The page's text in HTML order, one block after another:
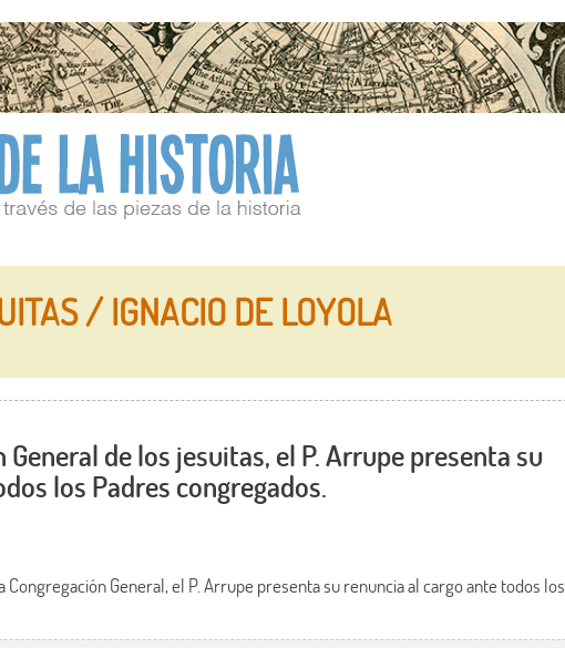
/ IGNACIO DE LOYOLA
de los jesuitas, el P. Arrupe presenta su
los Padres congregados.
General, el P. Arrupe presenta su renuncia al cargo ante todos los